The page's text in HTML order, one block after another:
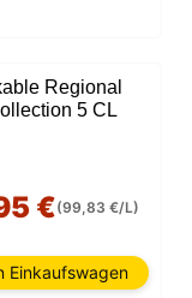
Regional
5 CL
€(99,83 €/L)
Einkaufswagen